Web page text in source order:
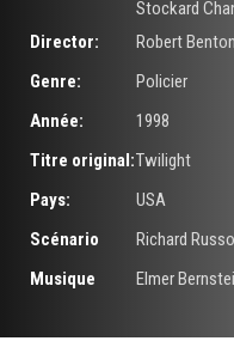
Stockard
Director:
Robert Benton
Genre:
Policier
Année:
1998
Titre original:Twilight
Pays:
USA
Scénario
Richard Russo
Musique
Elmer